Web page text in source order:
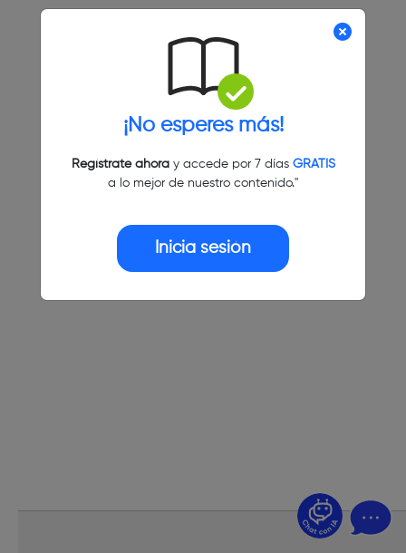
¡No esperes más!
Regístrate ahoray accede por 7 días GRATIS
a lo mejor de nuestro contenido."
Inicia sesión